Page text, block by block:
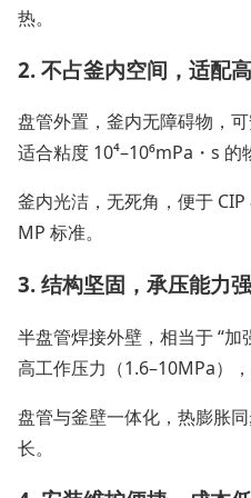
热。
2. 不占釜内空间，适配
盘管外置，釜内无障碍物，
适合粘度 10⁴–10⁶mPa・s 的
釜内光洁，无死角，便于
MP 标准。
3. 结构坚固，承压能力强
半盘管焊接外壁，相当于 “
高工作压力（1.6–10MPa）
盘管与釜壁一体化，热膨胀
长。